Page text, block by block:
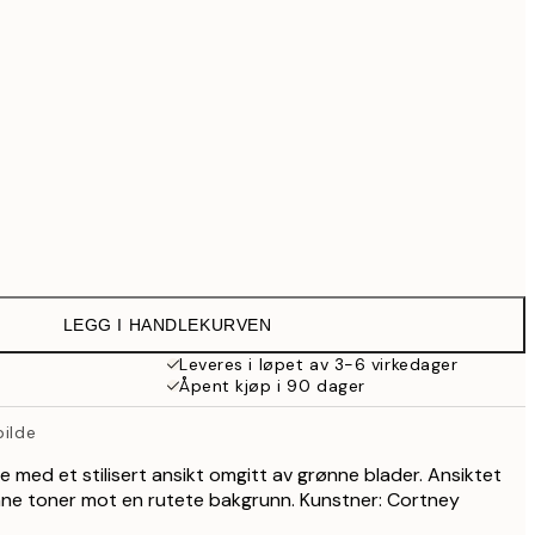
LEGG I HANDLEKURVEN
Leveres i løpet av 3-6 virkedager
Åpent kjøp i 90 dager
med et stilisert ansikt omgitt av grønne blader. Ansiktet
toner mot en rutete bakgrunn. Kunstner: Cortney